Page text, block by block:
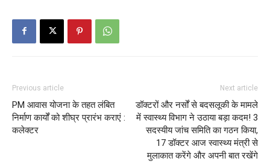
Previous article
PM आवास योजना के तहत लंबित
निर्माण कार्यों को शीघ्र प्रारंभ कराएं :
कलेक्टर
Next article
डॉक्टरों और नर्सों से बदसलूकी के मामले
में स्वास्थ्य विभाग ने उठाया बड़ा कदम! 3
सदस्यीय जांच समिति का गठन किया,
17 डॉक्टर आज स्वास्थ्य मंत्री से
मुलाकात करेंगे और अपनी बात रखेंगे